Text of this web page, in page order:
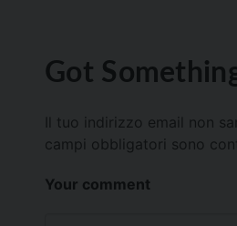
Got
Il tuo indirizzo email non
campi obbligatori sono
Your comment